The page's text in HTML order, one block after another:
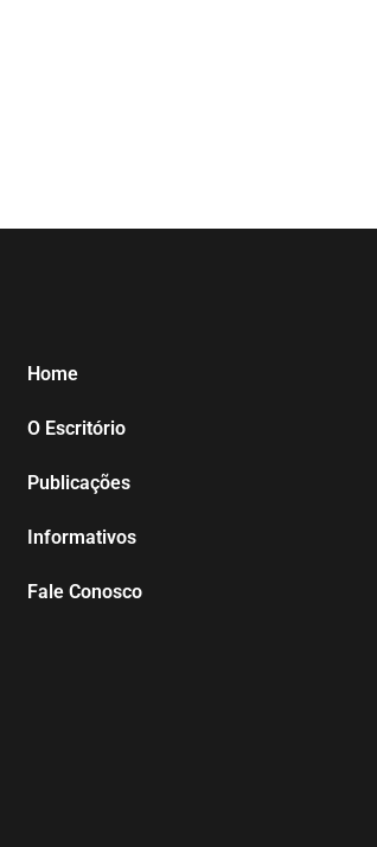
Home
O Escritório
Publicações
Informativos
Fale Conosco